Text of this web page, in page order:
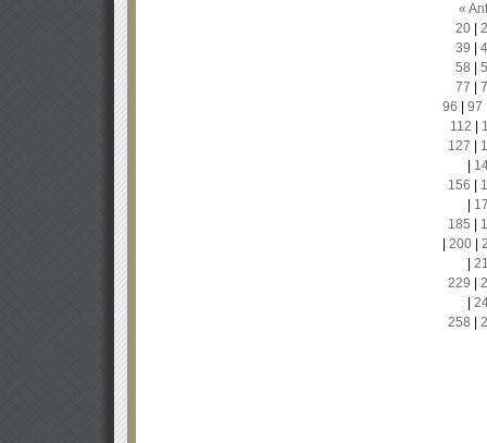
«
20|
39
58
77
96
97
112
127
156
185
200|
229
258